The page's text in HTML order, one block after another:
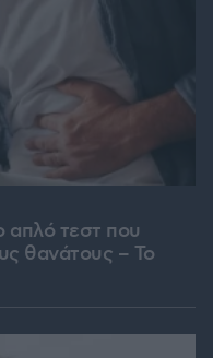
απλό τεστ που
θανάτους – Το